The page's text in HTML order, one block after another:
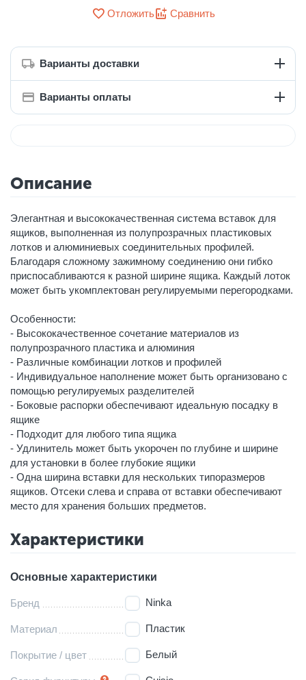
Отложить Сравнить
Варианты доставки
Варианты оплаты
Описание
Элегантная и высококачественная система вставок для
ящиков, выполненная из полупрозрачных пластиковых
лотков и алюминиевых соединительных профилей.
Благодаря сложному зажимному соединению они гибко
приспосабливаются к разной ширине ящика. Каждый лоток
может быть укомплектован регулируемыми перегородками.
Особенности:
- Высококачественное сочетание материалов из
полупрозрачного пластика и алюминия
- Различные комбинации лотков и профилей
- Индивидуальное наполнение может быть организовано с
помощью регулируемых разделителей
- Боковые распорки обеспечивают идеальную посадку в
ящике
- Подходит для любого типа ящика
- Удлинитель может быть укорочен по глубине и ширине
для установки в более глубокие ящики
- Одна ширина вставки для нескольких типоразмеров
ящиков. Отсеки слева и справа от вставки обеспечивают
место для хранения больших предметов.
Характеристики
Основные характеристики
Бренд Ninka
Материал Пластик
Покрытие / цвет Белый